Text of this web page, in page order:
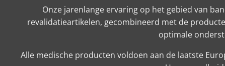
Onze jarenlange ervaring op het gebied van
revalidatieartikelen, gecombineerd met de
optimale
Alle medische producten voldoen aan de laatste